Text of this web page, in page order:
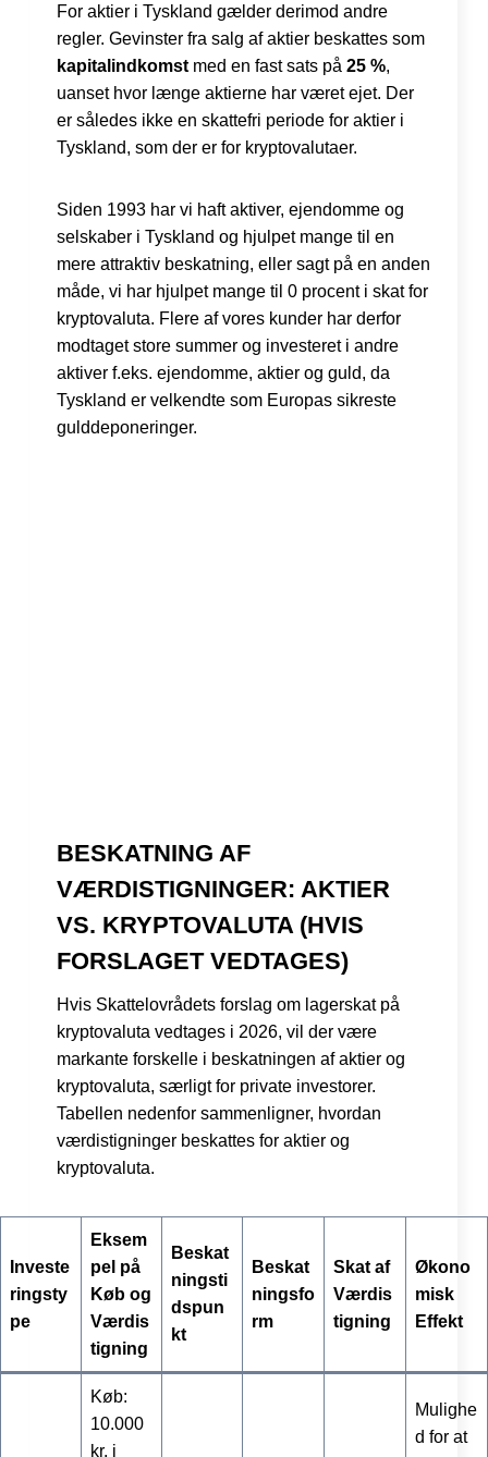
For aktier i Tyskland gælder derimod andre
regler. Gevinster fra salg af aktier beskattes som
kapitalindkomst med en fast sats på 25 %,
uanset hvor længe aktierne har været ejet. Der
er således ikke en skattefri periode for aktier i
Tyskland, som der er for kryptovalutaer.
Siden 1993 har vi haft aktiver, ejendomme og
selskaber i Tyskland og hjulpet mange til en
mere attraktiv beskatning, eller sagt på en anden
måde, vi har hjulpet mange til 0 procent i skat for
kryptovaluta. Flere af vores kunder har derfor
modtaget store summer og investeret i andre
aktiver f.eks. ejendomme, aktier og guld, da
Tyskland er velkendte som Europas sikreste
gulddeponeringer.
BESKATNING AF
VÆRDISTIGNINGER: AKTIER
VS. KRYPTOVALUTA (HVIS
FORSLAGET VEDTAGES)
Hvis Skattelovrådets forslag om lagerskat på
kryptovaluta vedtages i 2026, vil der være
markante forskelle i beskatningen af aktier og
kryptovaluta, særligt for private investorer.
Tabellen nedenfor sammenligner, hvordan
værdistigninger beskattes for aktier og
kryptovaluta.
Investe
ringsty
pe
Eksem
pel på
Køb og
Værdis
tigning
Beskat
ningsti
dspun
kt
Beskat
ningsfo
rm
Skat af
Værdis
tigning
Økono
misk
Effekt
Køb:
10.000
kr. i
Mulighe
d for at